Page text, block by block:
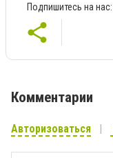
Подпишитесь на нас:
Комментарии
Авторизоваться